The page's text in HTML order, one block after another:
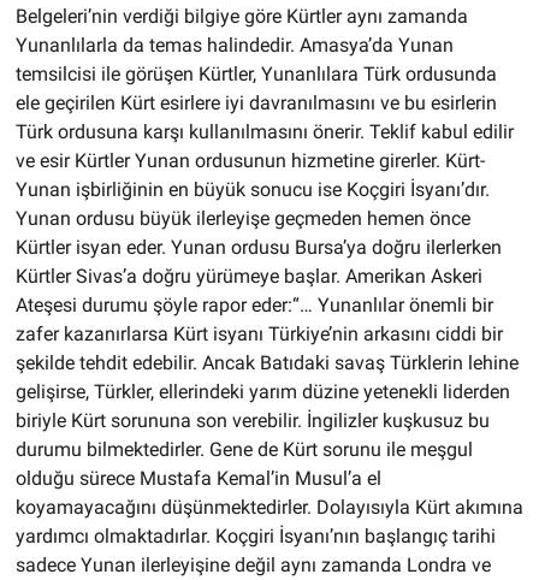
Belgeleri’nin verdiği bilgiye göre Kürtler aynı zamanda
Yunanlılarla da temas halindedir. Amasya’da Yunan
temsilcisi ile görüşen Kürtler, Yunanlılara Türk ordusunda
ele geçirilen Kürt esirlere iyi davranılmasını ve bu esirlerin
Türk ordusuna karşı kullanılmasını önerir. Teklif kabul edilir
ve esir Kürtler Yunan ordusunun hizmetine girerler. Kürt-
Yunan işbirliğinin en büyük sonucu ise Koçgiri İsyanı’dır.
Yunan ordusu büyük ilerleyişe geçmeden hemen önce
Kürtler isyan eder. Yunan ordusu Bursa’ya doğru ilerlerken
Kürtler Sivas’a doğru yürümeye başlar. Amerikan Askeri
Ateşesi durumu şöyle rapor eder:“… Yunanlılar önemli bir
zafer kazanırlarsa Kürt isyanı Türkiye’nin arkasını ciddi bir
şekilde tehdit edebilir. Ancak Batıdaki savaş Türklerin lehine
gelişirse, Türkler, ellerindeki yarım düzine yetenekli liderden
biriyle Kürt sorununa son verebilir. İngilizler kuşkusuz bu
durumu bilmektedirler. Gene de Kürt sorunu ile meşgul
olduğu sürece Mustafa Kemal’in Musul’a el
koyamayacağını düşünmektedirler. Dolayısıyla Kürt akımına
yardımcı olmaktadırlar. Koçgiri İsyanı’nın başlangıç tarihi
sadece Yunan ilerleyişine değil aynı zamanda Londra ve